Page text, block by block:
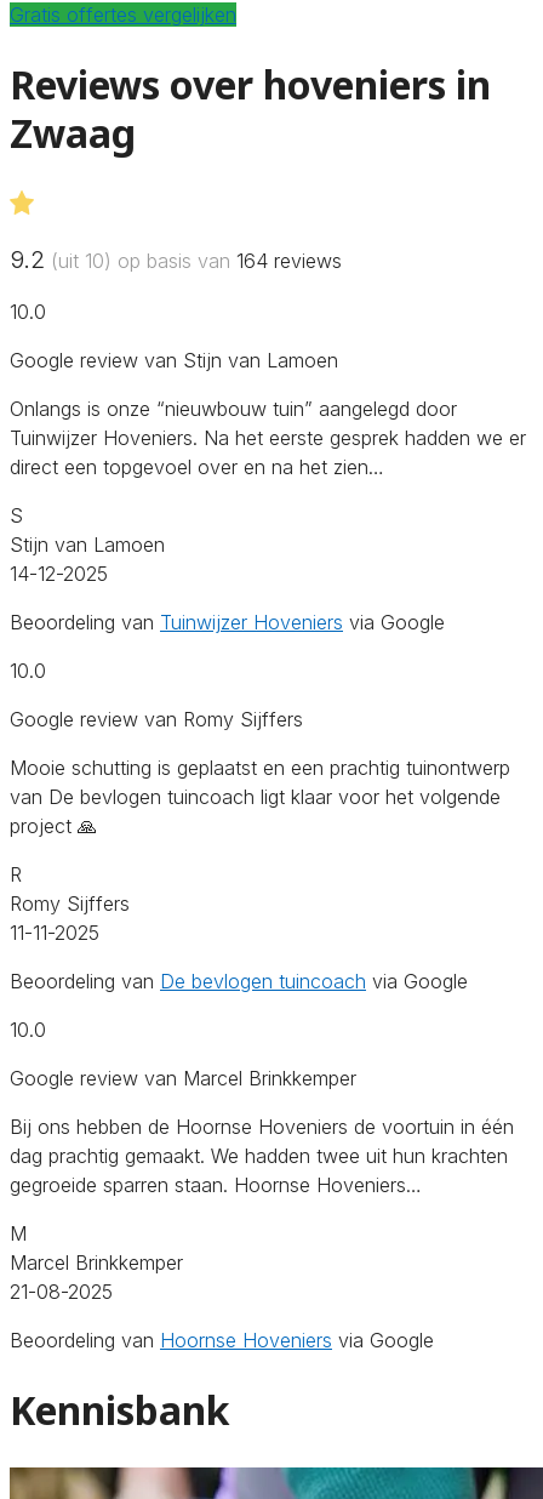
Gratis offertes vergelijken
Reviews over hoveniers in
Zwaag
9.2 (uit 10) op basis van 164 reviews
10.0
Google review van Stijn van Lamoen
Onlangs is onze “nieuwbouw tuin” aangelegd door
Tuinwijzer Hoveniers. Na het eerste gesprek hadden we er
direct een topgevoel over en na het zien…
S
Stijn van Lamoen
14-12-2025
Beoordeling van Tuinwijzer Hoveniers via Google
10.0
Google review van Romy Sijffers
Mooie schutting is geplaatst en een prachtig tuinontwerp
van De bevlogen tuincoach ligt klaar voor het volgende
project 🙏
R
Romy Sijffers
11-11-2025
Beoordeling van De bevlogen tuincoach via Google
10.0
Google review van Marcel Brinkkemper
Bij ons hebben de Hoornse Hoveniers de voortuin in één
dag prachtig gemaakt. We hadden twee uit hun krachten
gegroeide sparren staan. Hoornse Hoveniers…
M
Marcel Brinkkemper
21-08-2025
Beoordeling van Hoornse Hoveniers via Google
Kennisbank